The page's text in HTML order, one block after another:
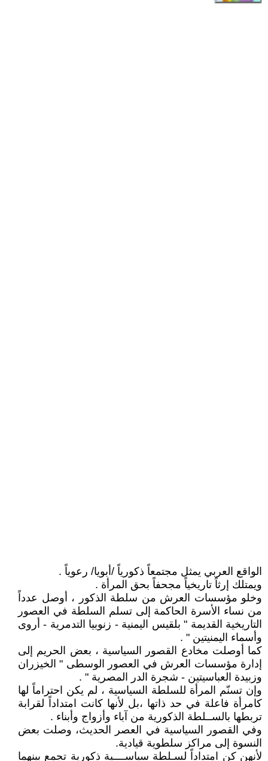
الواقع العربي يمثل مجتمعاً ذكورياً /أبويا/ رعوياً .
ويمتلك إرثاً تاريخياً مجحفاً بحق المرأة .
وخلو مؤسسات العرش من سلطة الذكور ، أوصل عدداً
من نساء الأسرة الحاكمة إلى تسلم السلطة في العصور
التاريخية القديمة " بلقيس اليمنية - زنوبيا التدمرية - أروى
وأسماء اليمنيتين " .
كما أوصلت مخادع القصور السياسية ، بعض الحريم إلى
إدارة مؤسسات العرش في العصور الوسطى " الخيزران
وزبيدة العباسيتين - شجرة الدر المصرية " .
وإن تسنّم المرأة للسلطة السياسية ، لم يكن احتراماً لها
كامرأة فاعلة في حد ذاتها ،بل لأنها كانت امتداداً لقرابة
تربطها بالســلطة الذكورية من آباء وأزواج وأبناء .
وفي القصور السياسية في العصر الحديث، وصلت بعض
النسوة إلى مراكز سلطوية قيادية.
لأنهن كن امتداداً لسـلطة سياســــية ذكورية تجمع بينهما